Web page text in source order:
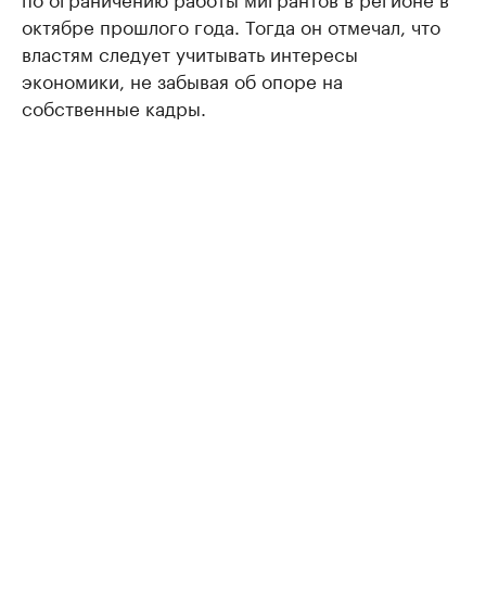
октябре прошлого года. Тогда он отмечал, что
властям следует учитывать интересы
экономики, не забывая об опоре на
собственные кадры.